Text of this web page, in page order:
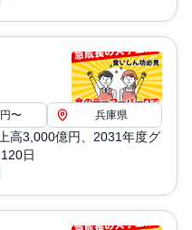
〜 兵庫県
高3,000億円、2031年度グ
日